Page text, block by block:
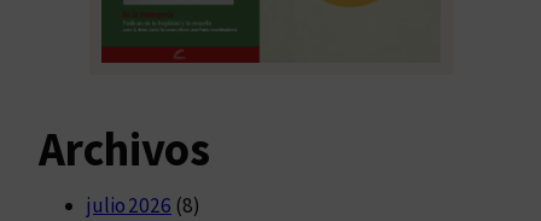
Archivos
julio 2026 (8)